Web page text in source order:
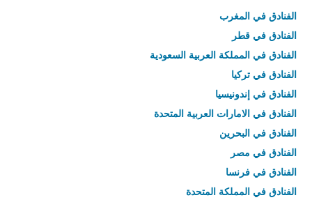
الفنادق في المغرب
الفنادق في قطر
الفنادق في المملكة العربية السعودية
الفنادق في تركيا
الفنادق في إندونيسيا
الفنادق في الامارات العربية المتحدة
الفنادق في البحرين
الفنادق في مصر
الفنادق في فرنسا
الفنادق في المملكة المتحدة